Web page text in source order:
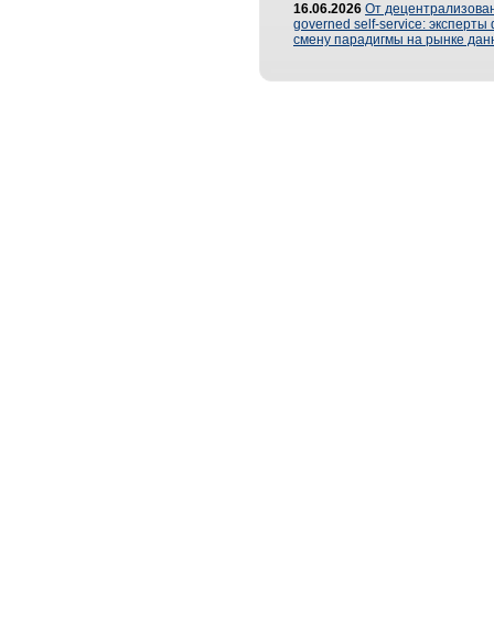
16.06.2026 От
governed self-service: эксперты
смену парадигмы на рынке